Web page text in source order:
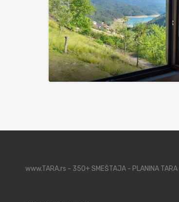
www.TARA.rs - 350+ SMEŠTAJA - PLANINA TARA